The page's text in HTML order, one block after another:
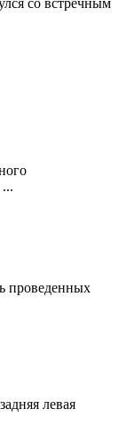
со встречным
проведенных
левая